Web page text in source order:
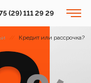
(29) 111 29 29
Кредит или рассрочка?